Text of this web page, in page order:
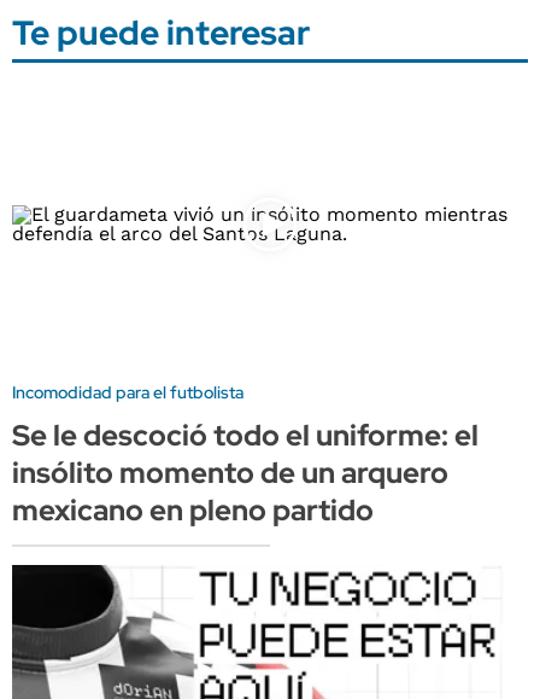
Te puede interesar
Incomodidad para el futbolista
Se le descoció todo el uniforme: el
insólito momento de un arquero
mexicano en pleno partido